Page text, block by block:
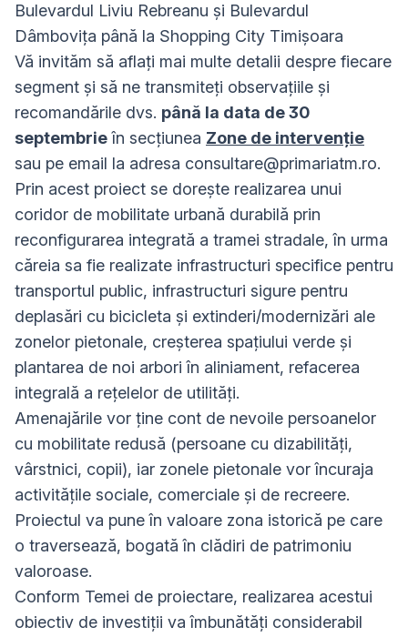
Bulevardul Liviu Rebreanu și Bulevardul
Dâmbovița până la Shopping City Timișoara
Vă invităm să aflați mai multe detalii despre fiecare
segment și să ne transmiteți observațiile și
recomandările dvs. până la data de 30
septembrieîn secțiunea Zone de intervenție
sau pe email la adresa consultare@primariatm.ro.
Prin acest proiect se doreşte realizarea unui
coridor de mobilitate urbană durabilă prin
reconfigurarea integrată a tramei stradale, în urma
căreia sa fie realizate infrastructuri specifice pentru
transportul public, infrastructuri sigure pentru
deplasări cu bicicleta şi extinderi/modernizări ale
zonelor pietonale, creşterea spaţiului verde şi
plantarea de noi arbori în aliniament, refacerea
integrală a reţelelor de utilităţi.
Amenajările vor ține cont de nevoile persoanelor
cu mobilitate redusă (persoane cu dizabilități,
vârstnici, copii), iar zonele pietonale vor încuraja
activitățile sociale, comerciale și de recreere.
Proiectul va pune în valoare zona istorică pe care
o traversează, bogată în clădiri de patrimoniu
valoroase.
Conform Temei de proiectare, realizarea acestui
obiectiv de investiții va îmbunătăți considerabil